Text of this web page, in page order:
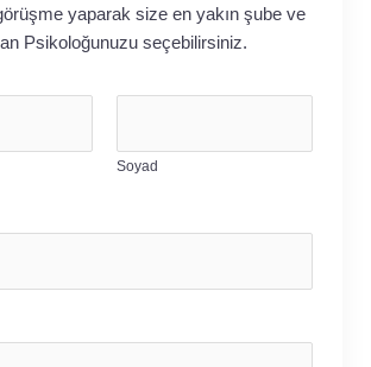
yaparak size en yakın şube ve
Psikoloğunuzu seçebilirsiniz.
Soyad